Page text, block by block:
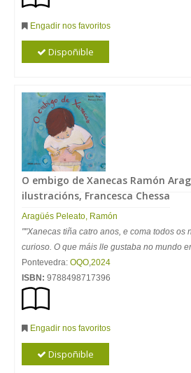
Engadir nos favoritos
Dispoñible
O embigo de Xanecas Ramón
ilustracións, Francesca Chessa
Aragüés Peleato, Ramón
""Xanecas tiña catro anos, e coma todos os
curioso. O que máis lle gustaba no mundo
Pontevedra: OQO,2024
ISBN: 9788498717396
Engadir nos favoritos
Dispoñible